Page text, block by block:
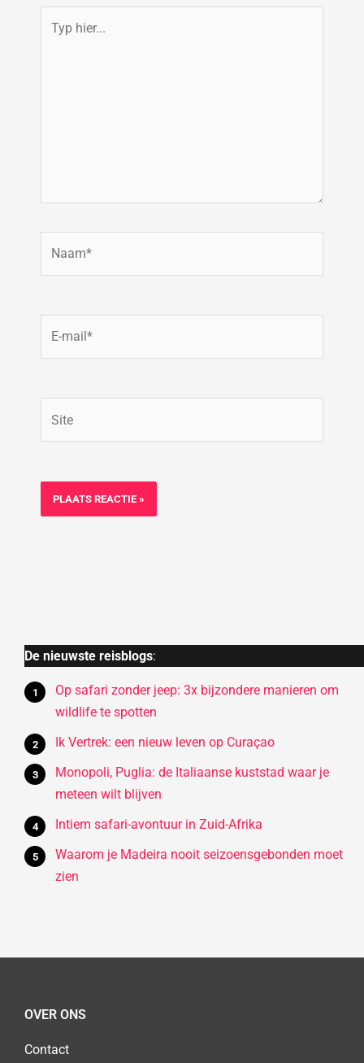
hier...
De nieuwste reisblogs:
Op safari zonder jeep: 3x bijzondere manieren om
wildlife te spotten
Ik Vertrek: een nieuw leven op Curaçao
Monopoli, Puglia: de Italiaanse kuststad waar je
meteen wilt blijven
Intiem safari-avontuur in Zuid-Afrika
Waarom je Madeira nooit seizoensgebonden moet
zien
OVER ONS
Contact